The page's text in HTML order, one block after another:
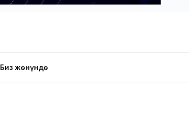
Биз жөнүндө